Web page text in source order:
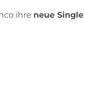
ihre neue Single